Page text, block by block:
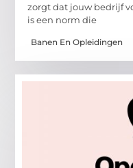
zorgt dat jouw bedrijf
is een norm die
Banen En Opleidingen